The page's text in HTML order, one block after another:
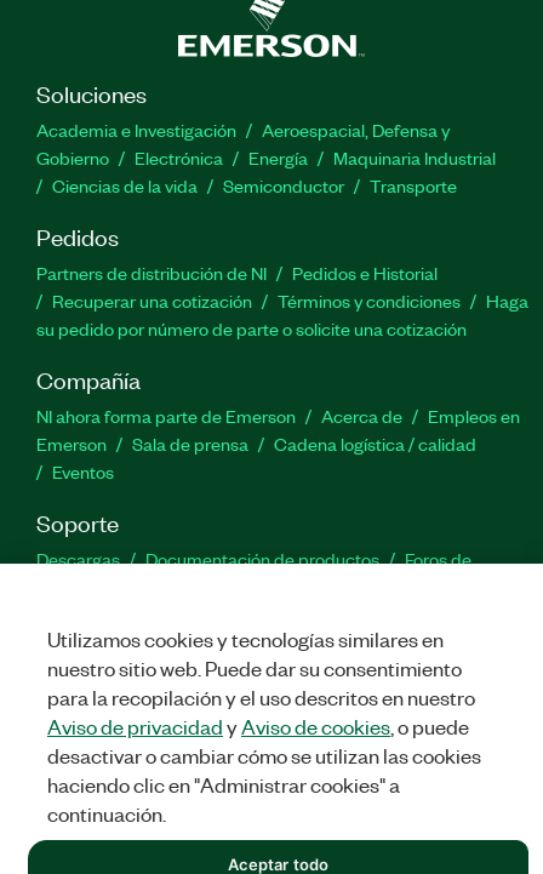
Soluciones
Academia e Investigación
Aeroespacial, Defensa y
Gobierno
Electrónica Energía
Maquinaria Industrial
Ciencias de la vida
Semiconductor Transporte
Pedidos
Partners de distribución de NI
Pedidos e Historial
Recuperar una cotización
Términos y condiciones
Haga
su pedido por número de parte o solicite una cotización
Compañía
NI ahora forma parte de Emerson Acerca de
Empleos en
Emerson
Sala de prensa
Cadena logística / calidad
Eventos
Soporte
Descargas Documentación de productos
Foros de
LEGAL
©NATIONAL INSTRUMENTS CORP. TODOS LOS DERECHOS
RESERVADOS.
Utilizamos cookies y tecnologías similares en
nuestro sitio web. Puede dar su consentimiento
para la recopilación y el uso descritos en nuestro
Aviso de privacidadyAviso de cookies, o puede
desactivar o cambiar cómo se utilizan las cookies
haciendo clic en "Administrar cookies" a
continuación.
Aceptar todo